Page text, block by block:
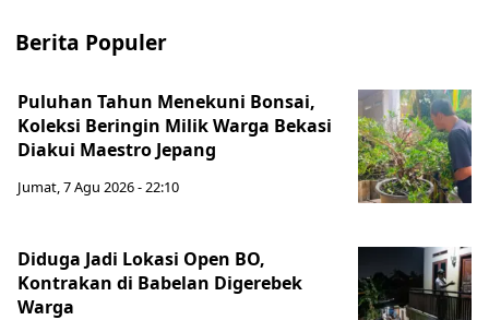
Berita Populer
Puluhan Tahun Menekuni Bonsai,
Koleksi Beringin Milik Warga Bekasi
Diakui Maestro Jepang
Jumat, 7 Agu 2026 - 22:10
Diduga Jadi Lokasi Open BO,
Kontrakan di Babelan Digerebek
Warga